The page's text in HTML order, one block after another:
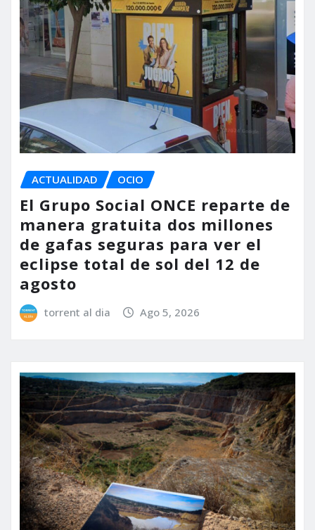
ACTUALIDAD OCIO
El Grupo Social ONCE reparte de
manera gratuita dos millones
de gafas seguras para ver el
eclipse total de sol del 12 de
agosto
torrent al dia Ago 5, 2026